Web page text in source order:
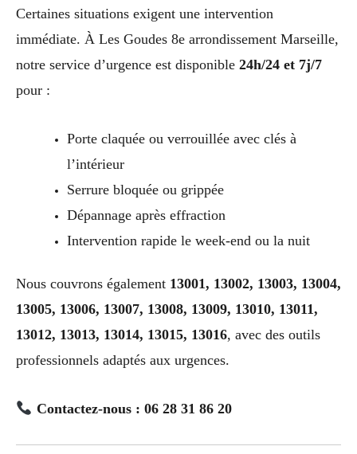
Certaines situations exigent une intervention
immédiate. À Les Goudes 8e arrondissement Marseille,
notre service d’urgence est disponible 24h/24 et 7j/7
pour :
Porte claquée ou verrouillée avec clés à
l’intérieur
Serrure bloquée ou grippée
Dépannage après effraction
Intervention rapide le week-end ou la nuit
Nous couvrons également 13001, 13002, 13003, 13004,
13005, 13006, 13007, 13008, 13009, 13010, 13011,
13012, 13013, 13014, 13015, 13016, avec des outils
professionnels adaptés aux urgences.
Contactez-nous : 06 28 31 86 20